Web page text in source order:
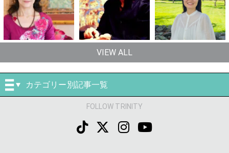
VIEW ALL
カテゴリー別記事一覧
FOLLOW TRINITY